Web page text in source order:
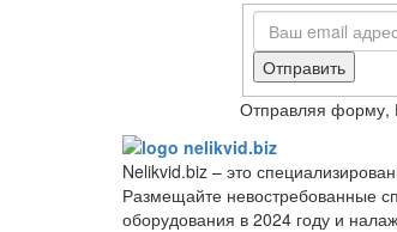
Отправить
Отправляя форму,
Nelikvid.biz – это
Размещайте невостребованные
оборудования в 2024 году и